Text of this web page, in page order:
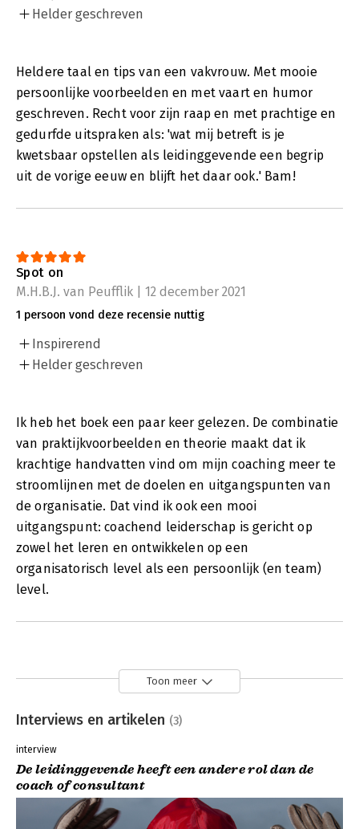
Helder geschreven
Heldere taal en tips van een vakvrouw. Met mooie
persoonlijke voorbeelden en met vaart en humor
geschreven. Recht voor zijn raap en met prachtige en
gedurfde uitspraken als: 'wat mij betreft is je
kwetsbaar opstellen als leidinggevende een begrip
uit de vorige eeuw en blijft het daar ook.' Bam!
Spot on
M.H.B.J. van Peufflik | 12 december 2021
1 persoon vond deze recensie nuttig
Inspirerend
Helder geschreven
Ik heb het boek een paar keer gelezen. De combinatie
van praktijkvoorbeelden en theorie maakt dat ik
krachtige handvatten vind om mijn coaching meer te
stroomlijnen met de doelen en uitgangspunten van
de organisatie. Dat vind ik ook een mooi
uitgangspunt: coachend leiderschap is gericht op
zowel het leren en ontwikkelen op een
organisatorisch level als een persoonlijk (en team)
level.
Toon meer
Interviews en artikelen (3)
interview
De leidinggevende heeft een andere rol dan de
coach of consultant